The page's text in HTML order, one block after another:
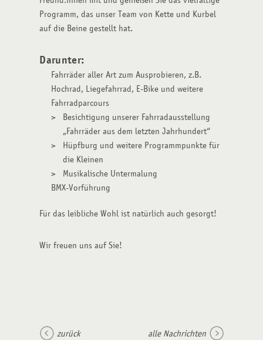
Programm, das unser Team von Kette und Kurbel
auf die Beine gestellt hat.
Darunter:
Fahrräder aller Art zum Ausprobieren, z.B.
Hochrad, Liegefahrrad, E-Bike und weitere
Fahrradparcours
Besichtigung unserer Fahrradausstellung
„Fahrräder aus dem letzten Jahrhundert“
Hüpfburg und weitere Programmpunkte für
die Kleinen
Musikalische Untermalung
BMX-Vorführung
Für das leibliche Wohl ist natürlich auch gesorgt!
Wir freuen uns auf Sie!
zurück alle Nachrichten